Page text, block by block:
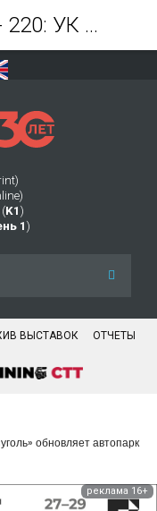
K1 )
1 )
ВЫСТАВОК ОТЧЕТЫ
обновляет автопарк
реклама 16+
Грузоподъемность - 220: УК «Кузбассразрезуголь» обновляет автопарк - Журнал Горная промышленность